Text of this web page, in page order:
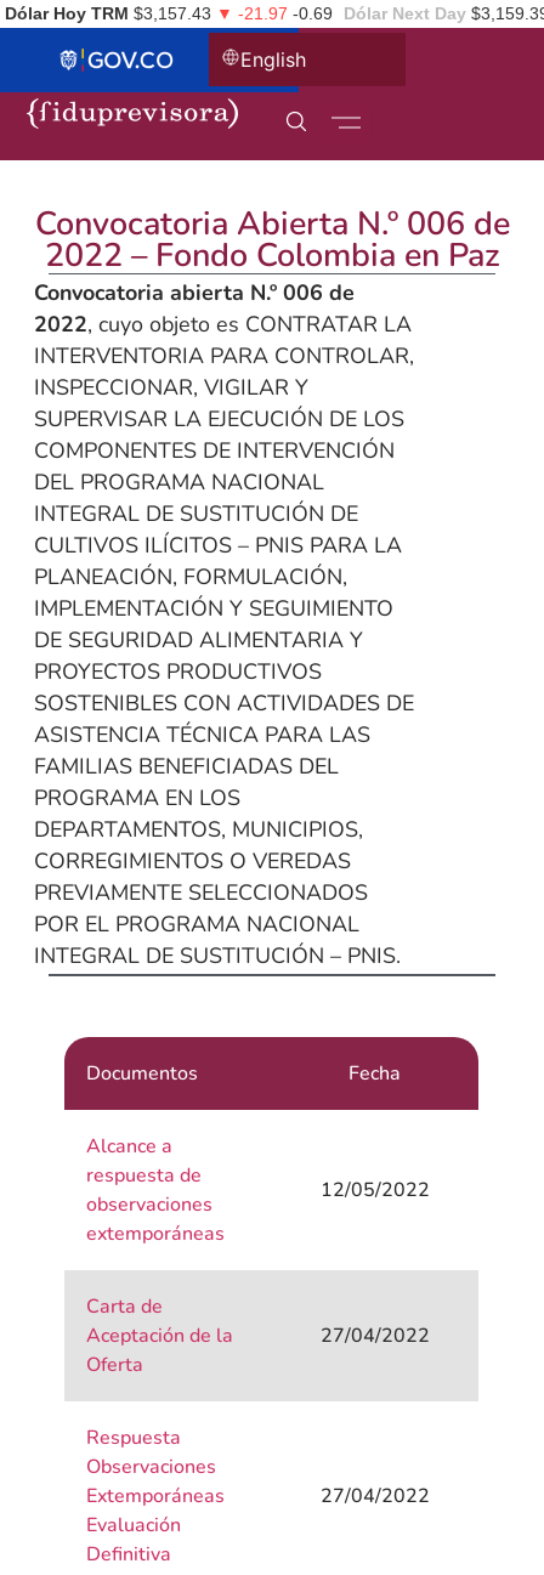
Dólar Hoy TRM $3,157.43 ▼ -21.97 -0.69 Dólar Next Day
English
Convocatoria Abierta N.º 006 de
2022 – Fondo Colombia en Paz
Convocatoria abierta N.º 006 de
2022, cuyo objeto es CONTRATAR LA
INTERVENTORIA PARA CONTROLAR,
INSPECCIONAR, VIGILAR Y
SUPERVISAR LA EJECUCIÓN DE LOS
COMPONENTES DE INTERVENCIÓN
DEL PROGRAMA NACIONAL
INTEGRAL DE SUSTITUCIÓN DE
CULTIVOS ILÍCITOS – PNIS PARA LA
PLANEACIÓN, FORMULACIÓN,
IMPLEMENTACIÓN Y SEGUIMIENTO
DE SEGURIDAD ALIMENTARIA Y
PROYECTOS PRODUCTIVOS
SOSTENIBLES CON ACTIVIDADES DE
ASISTENCIA TÉCNICA PARA LAS
FAMILIAS BENEFICIADAS DEL
PROGRAMA EN LOS
DEPARTAMENTOS, MUNICIPIOS,
CORREGIMIENTOS O VEREDAS
PREVIAMENTE SELECCIONADOS
POR EL PROGRAMA NACIONAL
INTEGRAL DE SUSTITUCIÓN – PNIS.
Documentos Fecha
Alcance a
respuesta de
observaciones
extemporáneas
12/05/2022
Carta de
Aceptación de la
Oferta
27/04/2022
Respuesta
Observaciones
Extemporáneas
Evaluación
Definitiva
27/04/2022